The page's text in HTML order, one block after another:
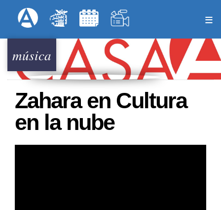
al
principal
Menú Superior
música
Zahara en Cultura
en la nube